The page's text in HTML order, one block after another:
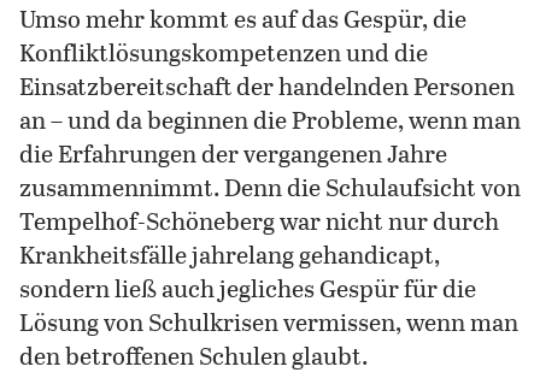
Umso mehr kommt es auf das Gespür, die
Konfliktlösungskompetenzen und die
Einsatzbereitschaft der handelnden Personen
an – und da beginnen die Probleme, wenn man
die Erfahrungen der vergangenen Jahre
zusammennimmt. Denn die Schulaufsicht von
Tempelhof-Schöneberg war nicht nur durch
Krankheitsfälle jahrelang gehandicapt,
sondern ließ auch jegliches Gespür für die
Lösung von Schulkrisen vermissen, wenn man
den betroffenen Schulen glaubt.